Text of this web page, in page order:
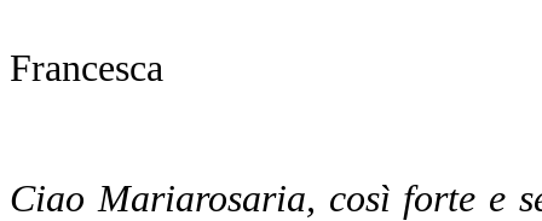
Francesca
Ciao Mariarosaria, così forte e